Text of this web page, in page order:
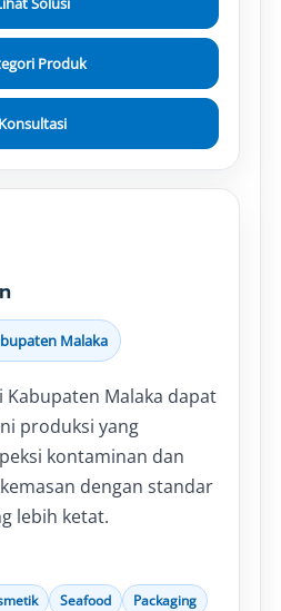
Produk
Konsultasi
Malaka
Kabupaten Malaka dapat
produksi yang
kontaminan dan
dengan standar
lebih ketat.
Seafood
Packaging